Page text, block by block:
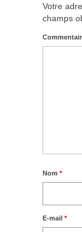
Votre
champs
Nom *
E-mail *